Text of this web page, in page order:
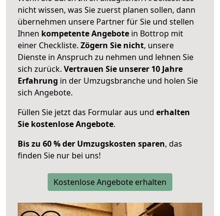
nicht wissen, was Sie zuerst planen sollen, dann
übernehmen unsere Partner für Sie und stellen
Ihnen kompetente Angebote in Bottrop mit
einer Checkliste. Zögern Sie nicht, unsere
Dienste in Anspruch zu nehmen und lehnen Sie
sich zurück. Vertrauen Sie unserer 10 Jahre
Erfahrung in der Umzugsbranche und holen Sie
sich Angebote.
Füllen Sie jetzt das Formular aus und erhalten
Sie kostenlose Angebote.
Bis zu 60 % der Umzugskosten sparen, das
finden Sie nur bei uns!
Kostenlose Angebote erhalten